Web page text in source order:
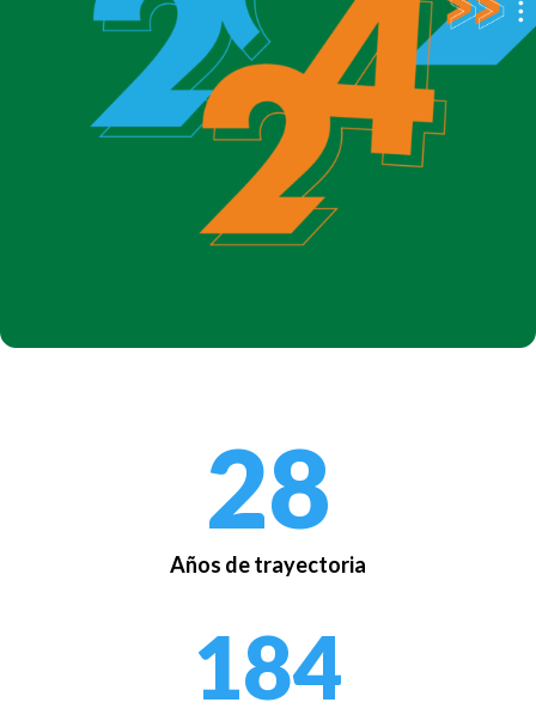
28
Años de trayectoria
184